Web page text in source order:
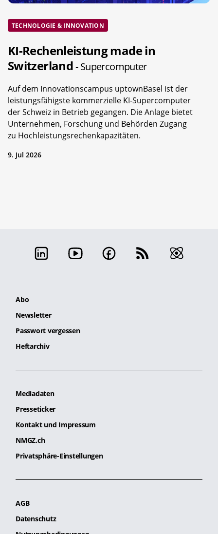
TECHNOLOGIE & INNOVATION
KI-Rechenleistung made in
Switzerland- Supercomputer
Auf dem Innovationscampus uptownBasel ist der
leistungsfähigste kommerzielle KI-Supercomputer
der Schweiz in Betrieb gegangen. Die Anlage bietet
Unternehmen, Forschung und Behörden Zugang
zu Hochleistungsrechenkapazitäten.
9. Jul 2026
Abo
Newsletter
Passwort vergessen
Heftarchiv
Mediadaten
Presseticker
Kontakt und Impressum
NMGZ.ch
Privatsphäre-Einstellungen
AGB
Datenschutz